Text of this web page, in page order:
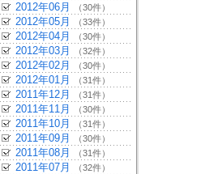
2012年06月 （30件）
2012年05月 （33件）
2012年04月 （30件）
2012年03月 （32件）
2012年02月 （30件）
2012年01月 （31件）
2011年12月 （31件）
2011年11月 （30件）
2011年10月 （31件）
2011年09月 （30件）
2011年08月 （31件）
2011年07月 （32件）